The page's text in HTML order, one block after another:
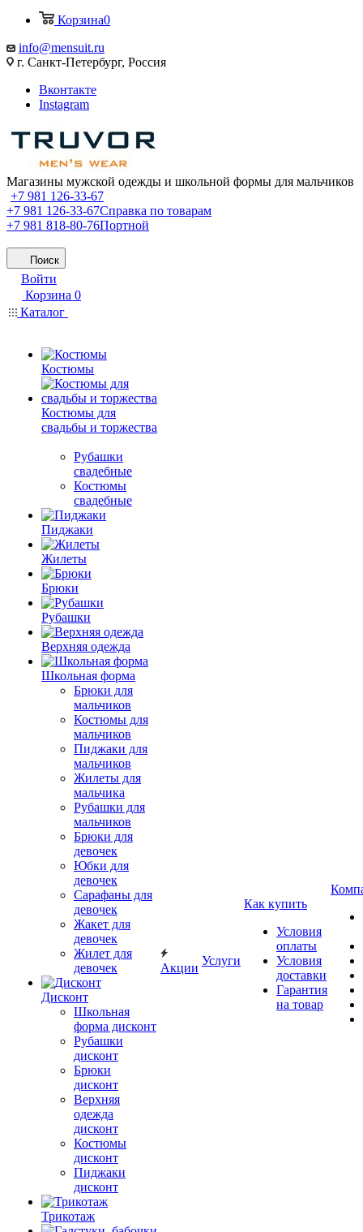
Корзина0
info@mensuit.ru
г. Санкт-Петербург, Россия
Вконтакте
Instagram
Магазины мужской одежды и школьной формы для мальчиков
+7 981 126-33-67
+7 981 126-33-67Справка по товарам
+7 981 818-80-76Портной
Поиск
Войти
Корзина 0
Каталог
Костюмы
Костюмы для
свадьбы и торжества
Рубашки
свадебные
Костюмы
свадебные
Пиджаки
Жилеты
Брюки
Рубашки
Верхняя одежда
Школьная форма
Брюки для
мальчиков
Костюмы для
мальчиков
Пиджаки для
мальчиков
Жилеты для
мальчика
Рубашки для
мальчиков
Брюки для
девочек
Юбки для
девочек
Сарафаны для
девочек
Жакет для
девочек
Жилет для
девочек
Дисконт
Школьная
форма дисконт
Рубашки
дисконт
Брюки
дисконт
Верхняя
одежда
дисконт
Костюмы
дисконт
Пиджаки
дисконт
Трикотаж
Акции
Услуги
Как купить
Условия
оплаты
Условия
доставки
Гарантия
на товар